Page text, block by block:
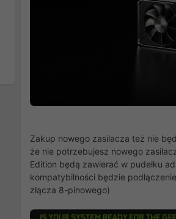
Zakup nowego zasilacza też nie
że nie potrzebujesz nowego
Edition będą zawierać w pudełku
kompatybilności będzie
złącza 8-pinowego)